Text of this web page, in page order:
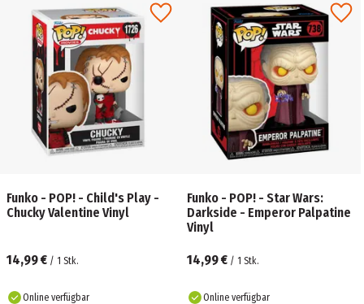
Funko - POP! - Child's Play -
Chucky Valentine Vinyl
14,99 € / 1 Stk.
Online verfügbar
Funko - POP! - Star Wars:
Darkside - Emperor Palpatine
Vinyl
14,99 € / 1 Stk.
Online verfügbar